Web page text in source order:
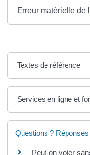
Erreur matérielle de
Textes de référence
Services en ligne et
Questions ? Réponses
Peut-on voter